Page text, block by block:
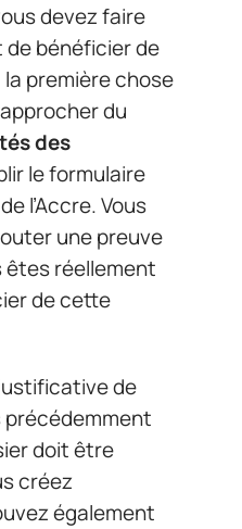
devez faire
bénéficier de
première chose
du
des
le formulaire
l’Accre. Vous
une preuve
êtes réellement
de cette
justificative de
précédemment
doit être
créez
également